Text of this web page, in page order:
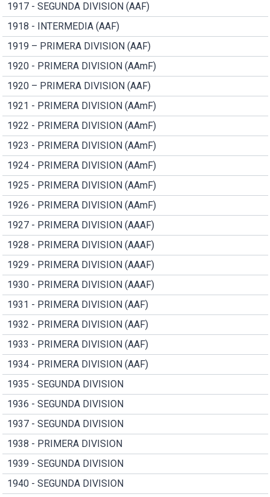
1917 - SEGUNDA DIVISION (AAF)
1918 - INTERMEDIA (AAF)
1919 – PRIMERA DIVISION (AAF)
1920 - PRIMERA DIVISION (AAmF)
1920 – PRIMERA DIVISION (AAF)
1921 - PRIMERA DIVISION (AAmF)
1922 - PRIMERA DIVISION (AAmF)
1923 - PRIMERA DIVISION (AAmF)
1924 - PRIMERA DIVISION (AAmF)
1925 - PRIMERA DIVISION (AAmF)
1926 - PRIMERA DIVISION (AAmF)
1927 - PRIMERA DIVISION (AAAF)
1928 - PRIMERA DIVISION (AAAF)
1929 - PRIMERA DIVISION (AAAF)
1930 - PRIMERA DIVISION (AAAF)
1931 - PRIMERA DIVISION (AAF)
1932 - PRIMERA DIVISION (AAF)
1933 - PRIMERA DIVISION (AAF)
1934 - PRIMERA DIVISION (AAF)
1935 - SEGUNDA DIVISION
1936 - SEGUNDA DIVISION
1937 - SEGUNDA DIVISION
1938 - PRIMERA DIVISION
1939 - SEGUNDA DIVISION
1940 - SEGUNDA DIVISION